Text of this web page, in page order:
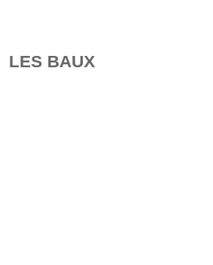
LES BAUX